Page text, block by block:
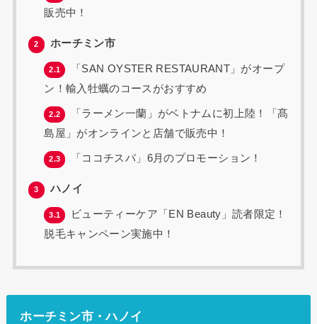
販売中！
2 ホーチミン市
2.1
「SAN OYSTER RESTAURANT」がオープ
ン！輸入牡蠣のコースがおすすめ
2.2
「ラーメン一蘭」がベトナムに初上陸！「髙
島屋」がオンラインと店舗で販売中！
2.3 「ココチスパ」6月のプロモーション！
3 ハノイ
3.1
ビューティーケア「EN Beauty」読者限定！
脱毛キャンペーン実施中！
ホーチミン市・ハノイ